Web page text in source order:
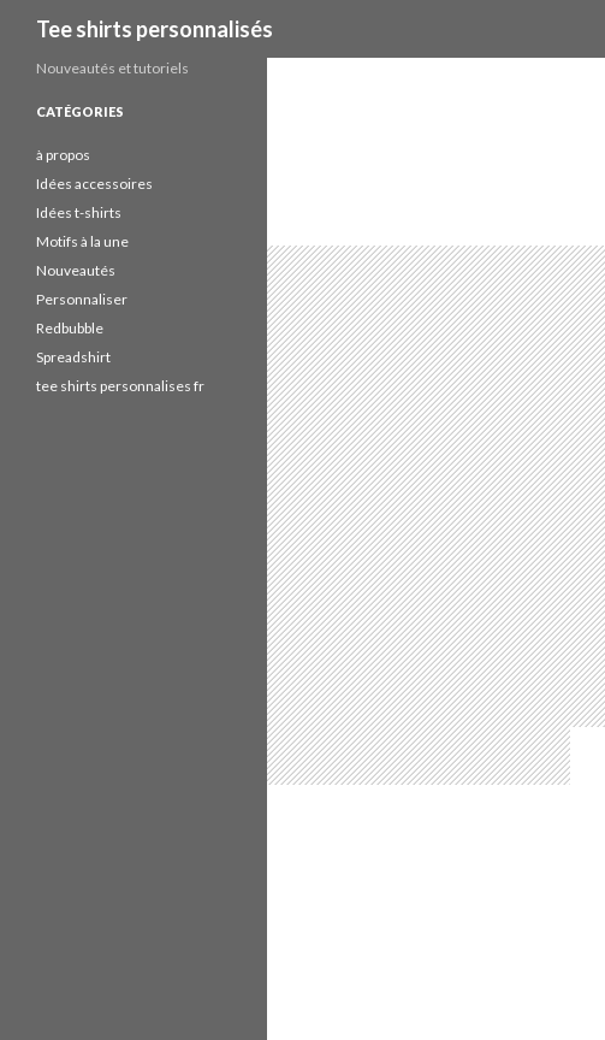
Tee shirts personnalisés
Nouveautés et tutoriels
CATÉGORIES
à propos
Idées accessoires
Idées t-shirts
Motifs à la une
Nouveautés
Personnaliser
Redbubble
Spreadshirt
tee shirts personnalises fr